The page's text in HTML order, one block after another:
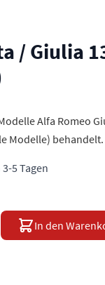
/ Giulia
Alfa Romeo
Modelle) behandelt.
5 Tagen
In den